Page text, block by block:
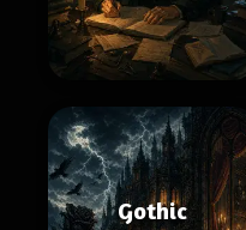
Gothic